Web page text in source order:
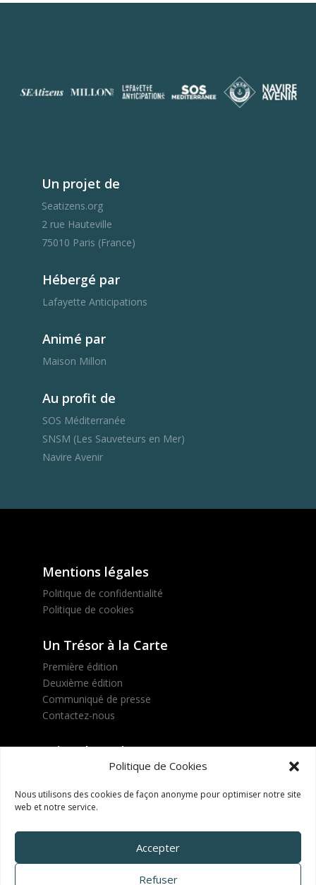
Politique de Cookies
Nous utilisons des cookies de façon anonyme pour optimiser notre site
web et notre service.
Accepter
Refuser
Un projet de
Seatizens.org
2 rue Hauteville
75010 Paris (France)
Hébergé par
Lafayette Anticipations
Animé par
Maison Millon
Au profit de
SOS Méditerranée
SNSM (Les Sauveteurs en Mer)
Navire Avenir
Mentions légales
Politique de confidentialité
Politique de cookies
Un Trésor à la Carte
Première édition
Deuxième édition
Communiqué de presse
Contactez-nous
Suivez le projet !
INSCRIVEZ-VOUS !